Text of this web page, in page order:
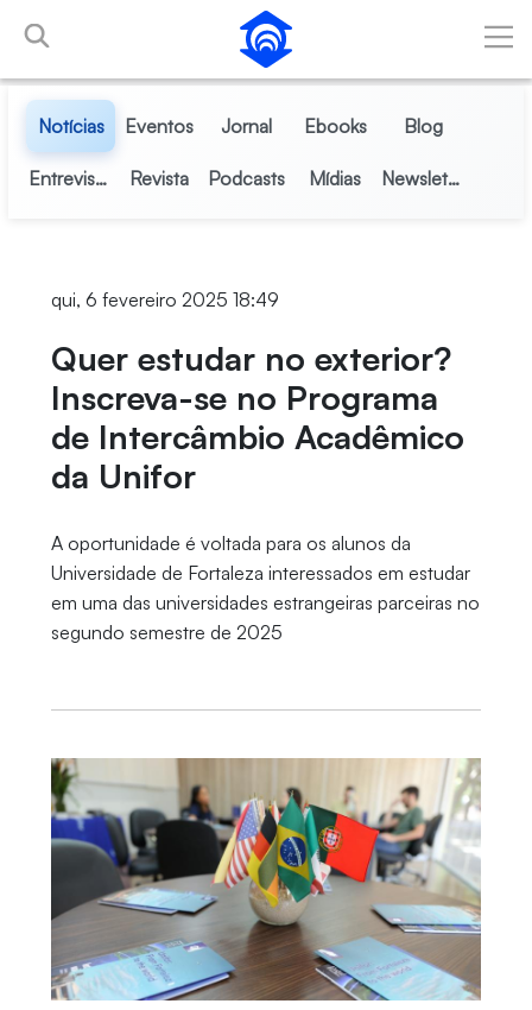
Pular para o Conteúdo principal
Notícias Eventos Jornal Ebooks Blog
Entrevistas Revista Podcasts Mídias Newsletter
qui, 6 fevereiro 2025 18:49
Quer estudar no exterior?
Inscreva-se no Programa
de Intercâmbio Acadêmico
da Unifor
A oportunidade é voltada para os alunos da
Universidade de Fortaleza interessados em estudar
em uma das universidades estrangeiras parceiras no
segundo semestre de 2025